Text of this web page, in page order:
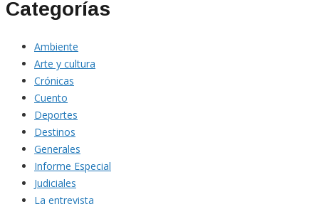
Categorías
Ambiente
Arte y cultura
Crónicas
Cuento
Deportes
Destinos
Generales
Informe Especial
Judiciales
La entrevista